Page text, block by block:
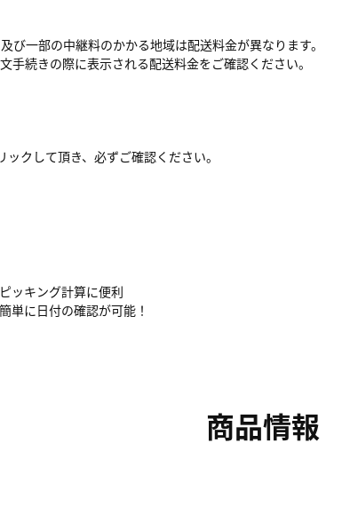
び一部の中継料のかかる地域は配送料金が異なります。
手続きの際に表示される配送料金をご確認ください。
クして頂き、必ずご確認ください。
ッキング計算に便利
単に日付の確認が可能！
商品情報